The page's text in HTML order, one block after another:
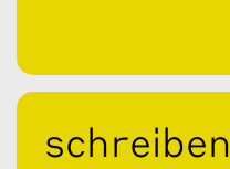
schreiben